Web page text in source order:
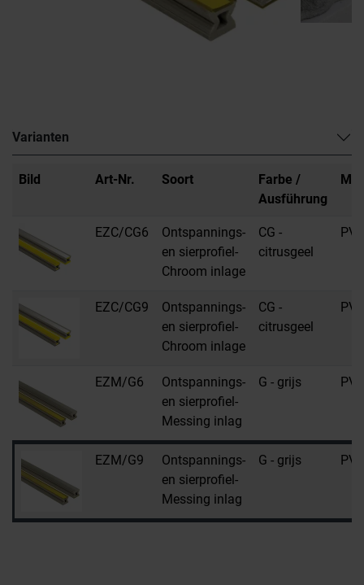
Varianten
Bild Art-Nr. Soort
Farbe /
Ausführung
EZC/CG6
Ontspannings-
en sierprofiel-
Chroom inlage
CG -
citrusgeel
EZC/CG9
Ontspannings-
en sierprofiel-
Chroom inlage
CG -
citrusgeel
EZM/G6
Ontspannings-
en sierprofiel-
Messing inlag
G - grijs
EZM/G9
Ontspannings-
en sierprofiel-
Messing inlag
G - grijs